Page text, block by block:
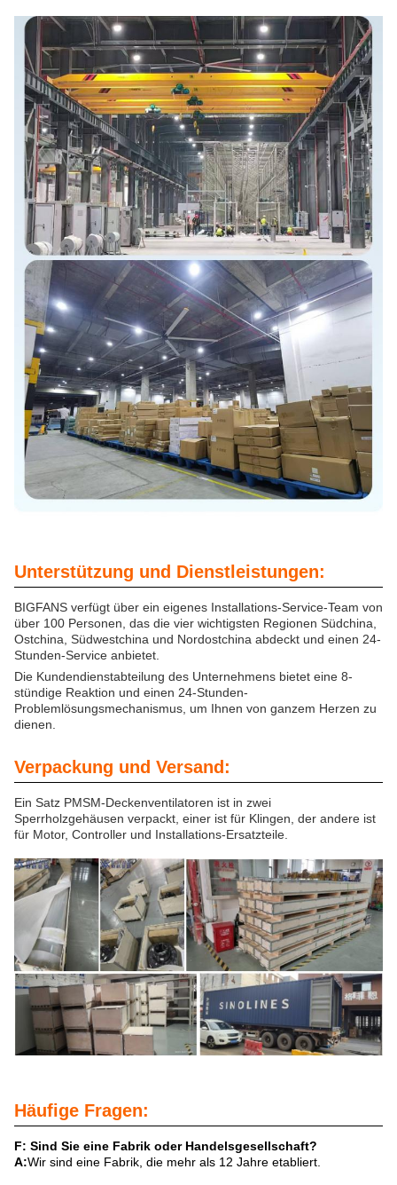
Unterstützung und Dienstleistungen:
BIGFANS verfügt über ein eigenes Installations-Service-Team von
über 100 Personen, das die vier wichtigsten Regionen Südchina,
Ostchina, Südwestchina und Nordostchina abdeckt und einen 24-
Stunden-Service anbietet.
Die Kundendienstabteilung des Unternehmens bietet eine 8-
stündige Reaktion und einen 24-Stunden-
Problemlösungsmechanismus, um Ihnen von ganzem Herzen zu
dienen.
Verpackung und Versand:
Ein Satz PMSM-Deckenventilatoren ist in zwei
Sperrholzgehäusen verpackt, einer ist für Klingen, der andere ist
für Motor, Controller und Installations-Ersatzteile.
Häufige Fragen:
F: Sind Sie eine Fabrik oder Handelsgesellschaft?
A:Wir sind eine Fabrik, die mehr als 12 Jahre etabliert.